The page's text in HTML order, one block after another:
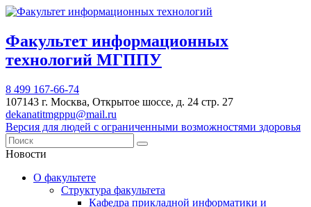
Факультет информационных
технологий МГППУ
8 499 167-66-74
107143 г. Москва, Открытое шоссе, д. 24 стр. 27
dekanatitmgppu@mail.ru
Версия для людей с ограниченными возможностями здоровья
Новости
О факультете
Структура факультета
Кафедра прикладной информатики и